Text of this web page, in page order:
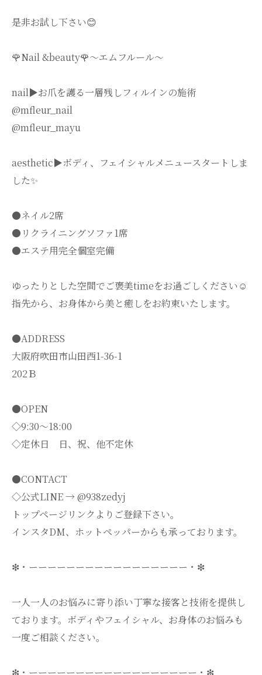
是非お試し下さい😊
🌹Nail &beauty🌹〜エムフルール〜
nail▶︎お爪を護る一層残しフィルインの施術
@mfleur_nail
@mfleur_mayu
aesthetic▶︎ボディ、フェイシャルメニュースタートしま
した✨
●ネイル2席
●リクライニングソファ1席
●エステ用完全個室完備
ゆったりとした空間でご褒美timeをお過ごしください☺️
指先から、お身体から美と癒しをお約束いたします。
●ADDRESS
大阪府吹田市山田西1-36-1
202Ｂ
●OPEN
◇9:30～18:00
◇定休日 日、祝、他不定休
●CONTACT
◇公式LINE → @938zedyj
トップページリンクよりご登録下さい。
インスタDM、ホットペッパーからも承っております。
❇・ーーーーーーーーーーーーーーーーー・❇
一人一人のお悩みに寄り添い丁寧な接客と技術を提供し
ております。ボディやフェイシャル、お身体のお悩みも
一度ご相談ください。
❇・ーーーーーーーーーーーーーーーーーー・❇